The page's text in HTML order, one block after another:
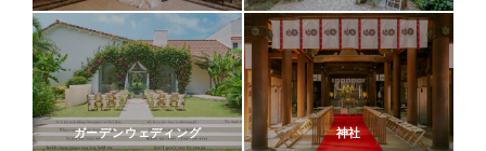
ガーデンウェディング 神社